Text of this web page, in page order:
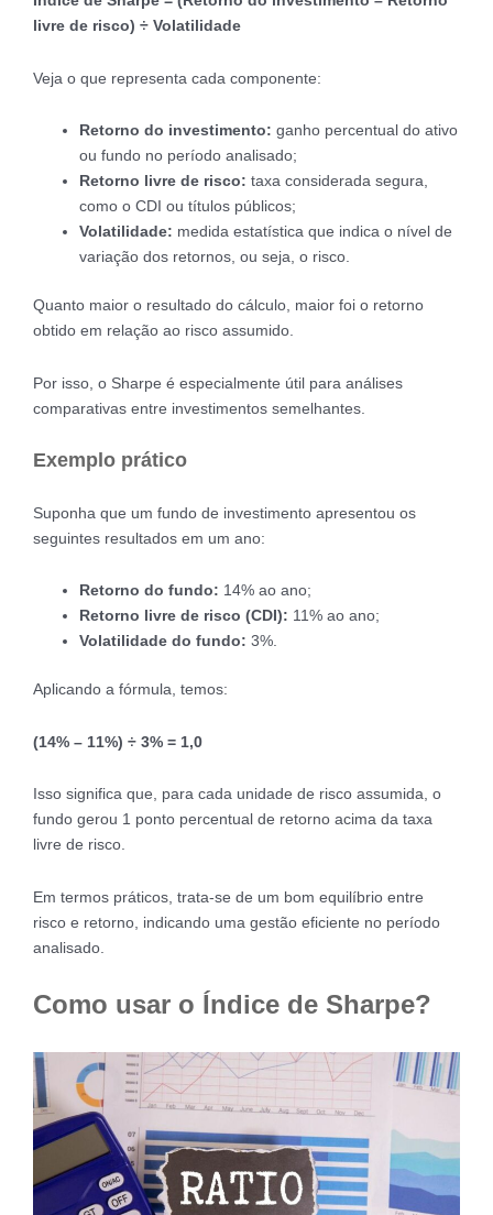
livre de risco) ÷ Volatilidade
Veja o que representa cada componente:
Retorno do investimento: ganho percentual do ativo
ou fundo no período analisado;
Retorno livre de risco: taxa considerada segura,
como o CDI ou títulos públicos;
Volatilidade: medida estatística que indica o nível de
variação dos retornos, ou seja, o risco.
Quanto maior o resultado do cálculo, maior foi o retorno
obtido em relação ao risco assumido.
Por isso, o Sharpe é especialmente útil para análises
comparativas entre investimentos semelhantes.
Exemplo prático
Suponha que um fundo de investimento apresentou os
seguintes resultados em um ano:
Retorno do fundo: 14% ao ano;
Retorno livre de risco (CDI): 11% ao ano;
Volatilidade do fundo: 3%.
Aplicando a fórmula, temos:
(14% – 11%) ÷ 3% = 1,0
Isso significa que, para cada unidade de risco assumida, o
fundo gerou 1 ponto percentual de retorno acima da taxa
livre de risco.
Em termos práticos, trata-se de um bom equilíbrio entre
risco e retorno, indicando uma gestão eficiente no período
analisado.
Como usar o Índice de Sharpe?